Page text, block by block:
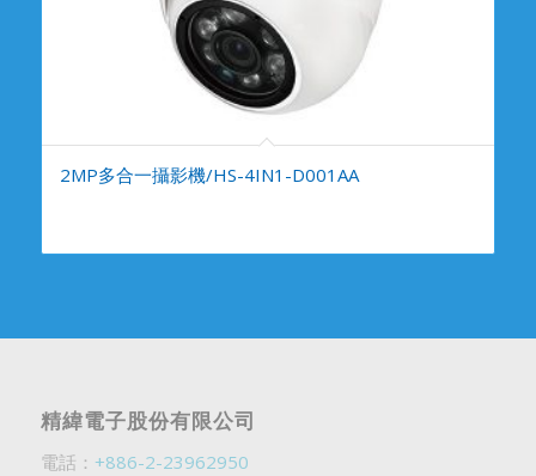
2MP多合一攝影機/HS-4IN1-D001AA
精緯電子股份有限公司
電話： +886-2-23962950